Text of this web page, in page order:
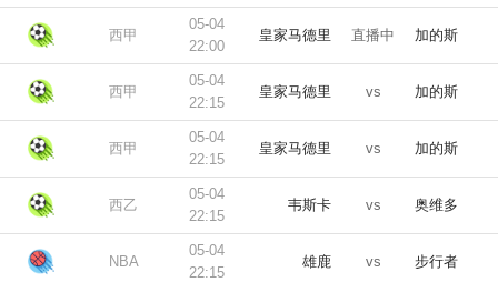
西甲
05-04
22:00
皇家马德里 直播中 加的斯
西甲
05-04
22:15
皇家马德里 vs 加的斯
西甲
05-04
22:15
皇家马德里 vs 加的斯
西乙
05-04
22:15
韦斯卡 vs 奥维多
NBA
05-04
22:15
雄鹿 vs 步行者